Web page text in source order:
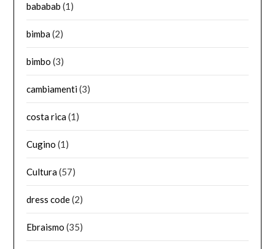
bababab (1)
bimba(2)
bimbo (3)
cambiamenti(3)
costa rica(1)
Cugino (1)
Cultura(57)
dress code(2)
Ebraismo (35)